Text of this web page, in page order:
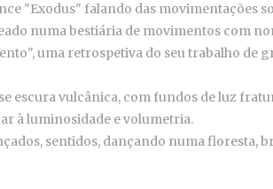
"Exodus" falando das movimentações
numa bestiária de movimentos com
uma retrospetiva do seu trabalho de
escura vulcânica, com fundos de luz
à luminosidade e volumetria.
sentidos, dançando numa floresta,